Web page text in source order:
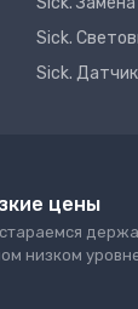
Sick.
Sick.
цены
низком